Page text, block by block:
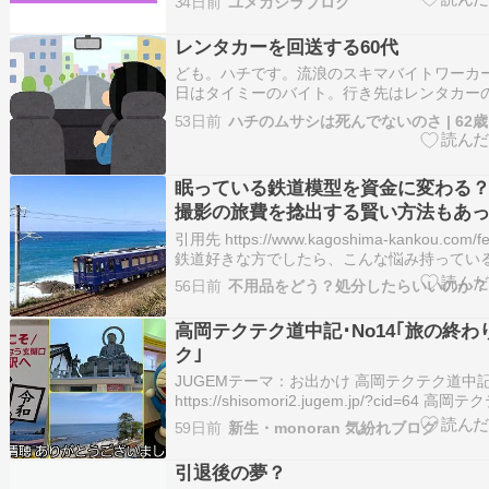
あるかもしれません。 10月は多くの企業で
レンタカーを回送する60代
ども。ハチです。流浪のスキマバイトワーカ
日はタイミーのバイト。行き先はレンタカー
こは営業所と整備場が離れてるのね。 整備
検をした車を営業所に運転していく。 営業
が返却した車を運転して整備場に持ち帰る。
53日前
眠っている鉄道模型を資金に変わる
撮影の旅費を捻出する賢い方法もあ
引用先 https://www.kagoshima-kankou.com/
鉄道好きな方でしたら、こんな悩み持ってい
ないでしょうか。鉄道旅行や撮影に行きたい
いという悩みです。中にはもしかしたら自分
い当たる…
56日前 不用品をどう？処分したらいいのか？
高岡テクテク道中記･No14｢旅の終わ
ク｣
JUGEMテーマ：お出かけ 高岡テクテク道中
https://shisomori2.jugem.jp/?cid=64 高岡テク
No13｢夕焼けを走る新幹線｣ https://
eid=1908 2026年/令和8年の｢大型連…
59日前 新生・monoran 気紛れブログ
引退後の夢？